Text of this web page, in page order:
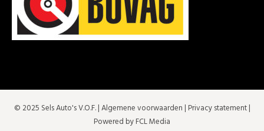
© 2025 Sels Auto's V.O.F. |Algemene voorwaarden | Privacy statement|
Powered by FCL Media